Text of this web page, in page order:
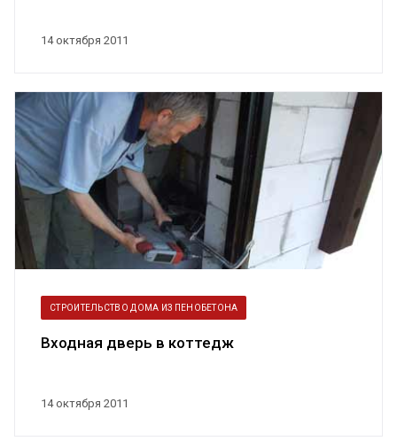
14 октября 2011
14 октября 2011
СТРОИТЕЛЬСТВО ДОМА ИЗ ПЕНОБЕТОНА
Входная дверь в коттедж